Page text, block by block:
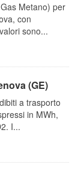
Metano) per
con
sono...
(GE)
a trasporto
in MWh,
I...